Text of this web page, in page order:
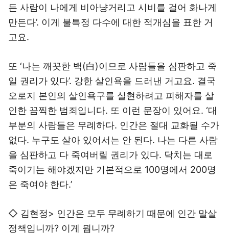
든 사람이 나에게 비아냥거리고 시비를 걸어 화나게
만든다’. 이게 불특정 다수에 대한 적개심을 표한 거
고요.
또 ‘나는 깨끗한 백(白)이므로 사람들을 심판하고 죽
일 권리가 있다’. 강한 살인욕을 드러낸 거고요. 결국
오로지 본인의 살인욕구를 실현하려고 피해자를 살
인한 끔찍한 범죄입니다. 또 이런 문장이 있어요. ‘대
부분의 사람들은 무례하다. 인간은 절대 교화될 수가
없다. 누구도 살아 있어서는 안 된다. 나는 다른 사람
을 심판하고 다 죽여버릴 권리가 있다. 닥치는 대로
죽이기는 해야겠지만 기본적으로 100명에서 200명
은 죽여야 한다.’
◇ 김현정> 인간은 모두 무례하기 때문에 인간 말살
정책입니까? 이게 뭡니까?